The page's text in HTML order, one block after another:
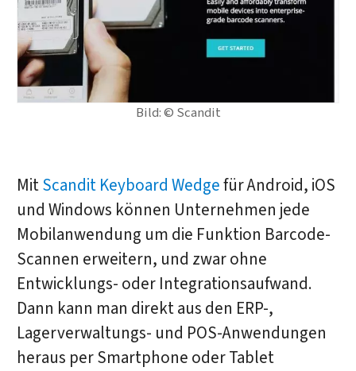
Bild: © Scandit
MitScandit Keyboard Wedgefür Android, iOS
und Windows können Unternehmen jede
Mobilanwendung um die Funktion Barcode-
Scannen erweitern, und zwar ohne
Entwicklungs- oder Integrationsaufwand.
Dann kann man direkt aus den ERP-,
Lagerverwaltungs- und POS-Anwendungen
heraus per Smartphone oder Tablet